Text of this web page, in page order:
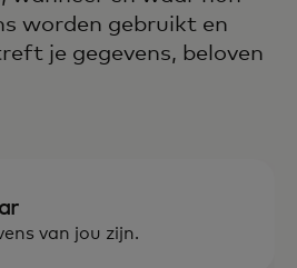
worden gebruikt en
je gegevens, beloven
van jou zijn.